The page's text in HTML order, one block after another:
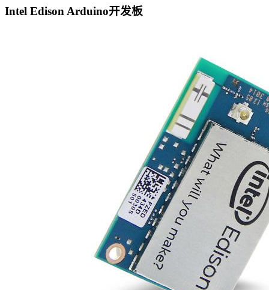
Intel Edison Arduino开发板